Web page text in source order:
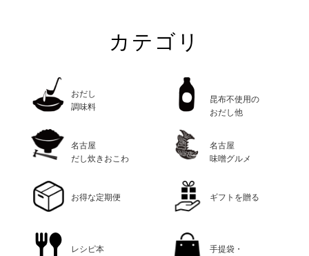
カテゴリ
おだし
調味料
昆布不使用の
おだし他
名古屋
だし炊きおこわ
名古屋
味噌グルメ
お得な定期便 ギフトを贈る
レシピ本
手提袋・